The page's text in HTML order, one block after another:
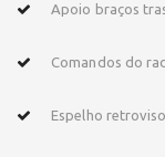
Apoio braços
Comandos do
Espelho